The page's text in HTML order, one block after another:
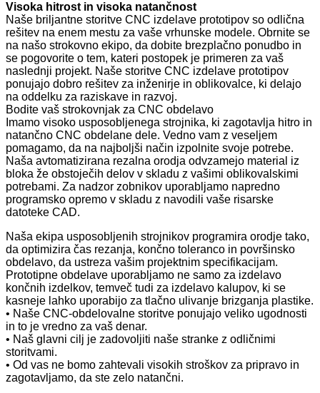
Visoka hitrost in visoka natančnost
Naše briljantne storitve CNC izdelave prototipov so odlična
rešitev na enem mestu za vaše vrhunske modele. Obrnite se
na našo strokovno ekipo, da dobite brezplačno ponudbo in
se pogovorite o tem, kateri postopek je primeren za vaš
naslednji projekt. Naše storitve CNC izdelave prototipov
ponujajo dobro rešitev za inženirje in oblikovalce, ki delajo
na oddelku za raziskave in razvoj.
Bodite vaš strokovnjak za CNC obdelavo
Imamo visoko usposobljenega strojnika, ki zagotavlja hitro in
natančno CNC obdelane dele. Vedno vam z veseljem
pomagamo, da na najboljši način izpolnite svoje potrebe.
Naša avtomatizirana rezalna orodja odvzamejo material iz
bloka že obstoječih delov v skladu z vašimi oblikovalskimi
potrebami. Za nadzor zobnikov uporabljamo napredno
programsko opremo v skladu z navodili vaše risarske
datoteke CAD.
Naša ekipa usposobljenih strojnikov programira orodje tako,
da optimizira čas rezanja, končno toleranco in površinsko
obdelavo, da ustreza vašim projektnim specifikacijam.
Prototipne obdelave uporabljamo ne samo za izdelavo
končnih izdelkov, temveč tudi za izdelavo kalupov, ki se
kasneje lahko uporabijo za tlačno ulivanje brizganja plastike.
• Naše CNC-obdelovalne storitve ponujajo veliko ugodnosti
in to je vredno za vaš denar.
• Naš glavni cilj je zadovoljiti naše stranke z odličnimi
storitvami.
• Od vas ne bomo zahtevali visokih stroškov za pripravo in
zagotavljamo, da ste zelo natančni.